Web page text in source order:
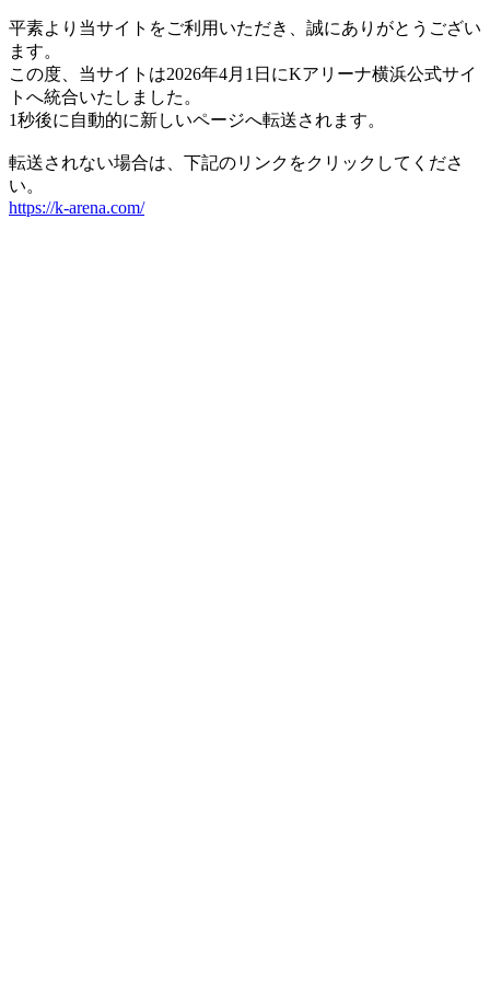
平素より当サイトをご利用いただき、誠にありがとうござい
ます。
この度、当サイトは2026年4月1日にKアリーナ横浜公式サイ
トへ統合いたしました。
1秒後に自動的に新しいページへ転送されます。
転送されない場合は、下記のリンクをクリックしてくださ
い。
https://k-arena.com/